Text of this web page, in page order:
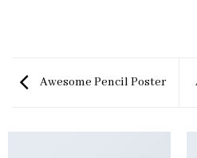
Awesome Pencil Poster